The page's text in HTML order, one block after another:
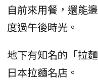
自前來用餐，還能
度過午後時光。
地下有知名的「拉
日本拉麵名店。